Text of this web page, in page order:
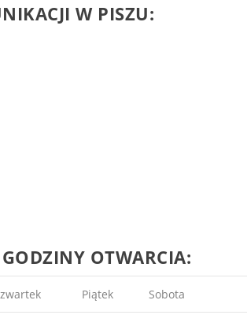
W PISZU:
OTWARCIA:
Piątek Sobota